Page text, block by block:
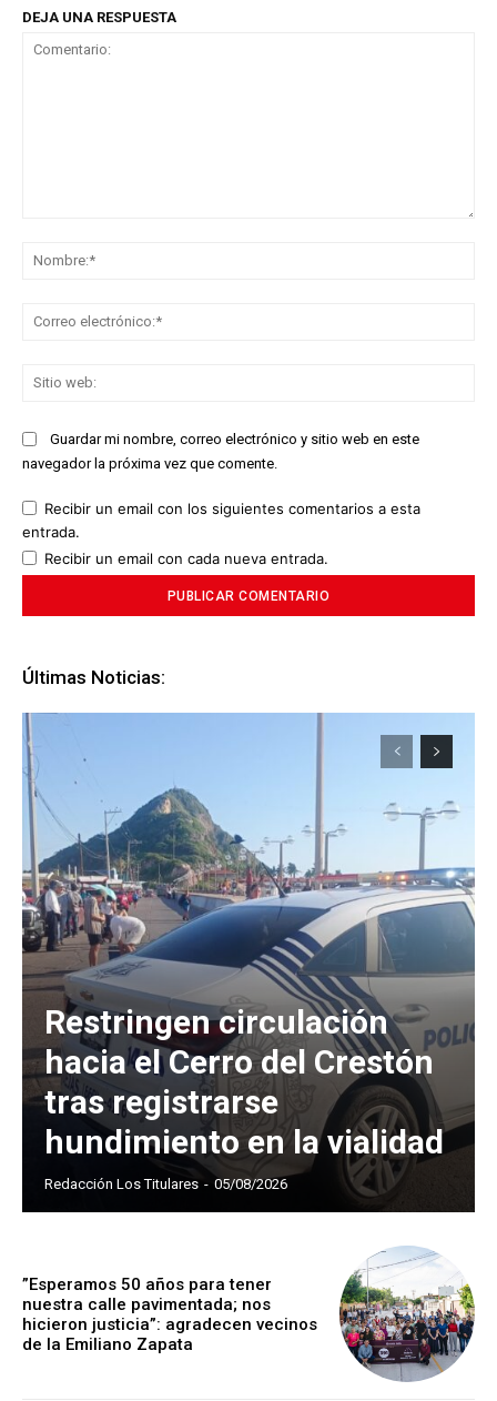
DEJA UNA RESPUESTA
Guardar mi nombre, correo electrónico y sitio web en este
navegador la próxima vez que comente.
Recibir un email con los siguientes comentarios a esta
entrada.
Recibir un email con cada nueva entrada.
Últimas Noticias:
Restringen circulación
hacia el Cerro del Crestón
tras registrarse
hundimiento en la vialidad
Redacción Los Titulares - 05/08/2026
”Esperamos 50 años para tener
nuestra calle pavimentada; nos
hicieron justicia”: agradecen vecinos
de la Emiliano Zapata